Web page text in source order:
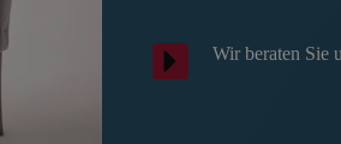
Wir beraten Sie